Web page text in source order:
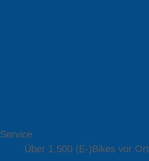
Service
Über 1.500 (E-)Bikes vor Ort